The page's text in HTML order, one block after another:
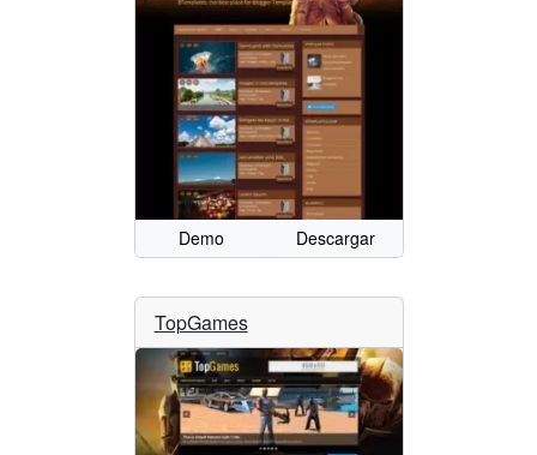
Demo Descargar
TopGames